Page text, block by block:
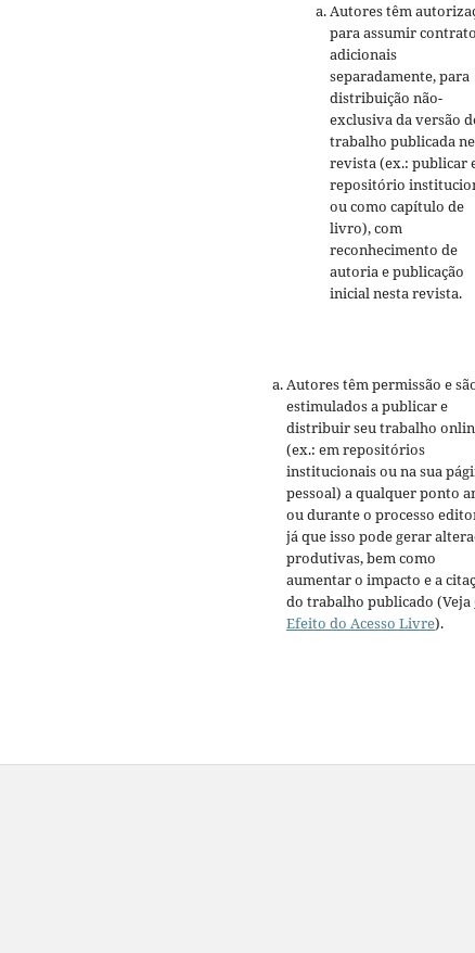
Autores têm
para assumir
adicionais
separadamente, para
distribuição não-
exclusiva da versão
trabalho publicada
revista (ex.: publicar
repositório
ou como capítulo de
livro), com
reconhecimento de
autoria e publicação
inicial nesta revista.
Autores têm permissão e
estimulados a publicar e
distribuir seu trabalho
(ex.: em repositórios
institucionais ou na sua
pessoal) a qualquer ponto
ou durante o processo
já que isso pode gerar
produtivas, bem como
aumentar o impacto e a
do trabalho publicado (Veja
Efeito do Acesso Livre).